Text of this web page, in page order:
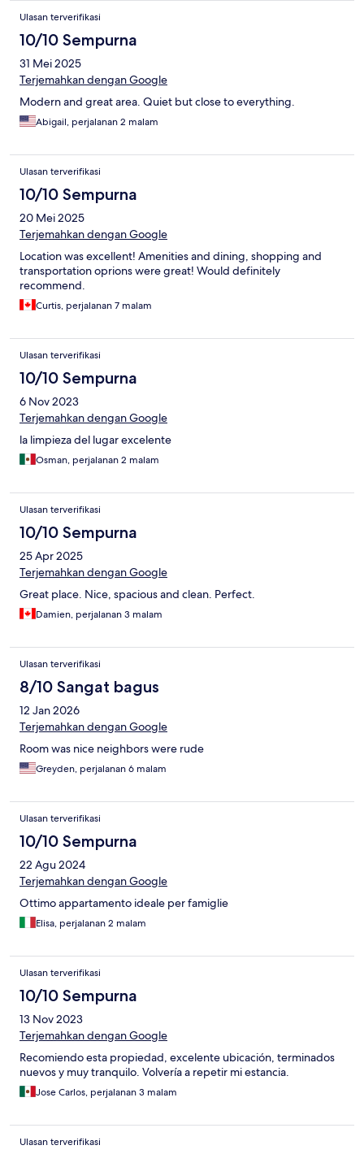
Ulasan terverifikasi
10/10 Sempurna
31 Mei 2025
Terjemahkan dengan Google
Modern and great area. Quiet but close to everything.
Abigail, perjalanan 2 malam
Ulasan terverifikasi
10/10 Sempurna
20 Mei 2025
Terjemahkan dengan Google
Location was excellent! Amenities and dining, shopping and
transportation oprions were great! Would definitely
recommend.
Curtis, perjalanan 7 malam
Ulasan terverifikasi
10/10 Sempurna
6 Nov 2023
Terjemahkan dengan Google
la limpieza del lugar excelente
Osman, perjalanan 2 malam
Ulasan terverifikasi
10/10 Sempurna
25 Apr 2025
Terjemahkan dengan Google
Great place. Nice, spacious and clean. Perfect.
Damien, perjalanan 3 malam
Ulasan terverifikasi
8/10 Sangat bagus
12 Jan 2026
Terjemahkan dengan Google
Room was nice neighbors were rude
Greyden, perjalanan 6 malam
Ulasan terverifikasi
10/10 Sempurna
22 Agu 2024
Terjemahkan dengan Google
Ottimo appartamento ideale per famiglie
Elisa, perjalanan 2 malam
Ulasan terverifikasi
10/10 Sempurna
13 Nov 2023
Terjemahkan dengan Google
Recomiendo esta propiedad, excelente ubicación, terminados
nuevos y muy tranquilo. Volvería a repetir mi estancia.
Jose Carlos, perjalanan 3 malam
Ulasan terverifikasi